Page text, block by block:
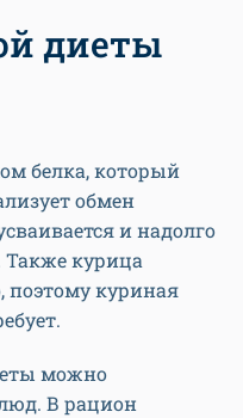
диеты
белка, который
обмен
и надолго
курица
поэтому куриная
можно
В рацион